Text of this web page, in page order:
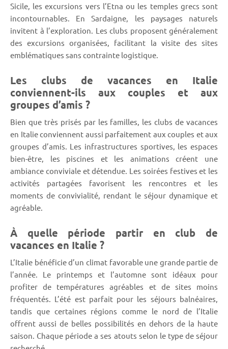
Sicile, les excursions vers l’Etna ou les temples grecs sont
incontournables. En Sardaigne, les paysages naturels
invitent à l’exploration. Les clubs proposent généralement
des excursions organisées, facilitant la visite des sites
emblématiques sans contrainte logistique.
Les clubs de vacances en Italie
conviennent-ils aux couples et aux
groupes d’amis ?
Bien que très prisés par les familles, les clubs de vacances
en Italie conviennent aussi parfaitement aux couples et aux
groupes d’amis. Les infrastructures sportives, les espaces
bien-être, les piscines et les animations créent une
ambiance conviviale et détendue. Les soirées festives et les
activités partagées favorisent les rencontres et les
moments de convivialité, rendant le séjour dynamique et
agréable.
À quelle période partir en club de
vacances en Italie ?
L’Italie bénéficie d’un climat favorable une grande partie de
l’année. Le printemps et l’automne sont idéaux pour
profiter de températures agréables et de sites moins
fréquentés. L’été est parfait pour les séjours balnéaires,
tandis que certaines régions comme le nord de l’Italie
offrent aussi de belles possibilités en dehors de la haute
saison. Chaque période a ses atouts selon le type de séjour